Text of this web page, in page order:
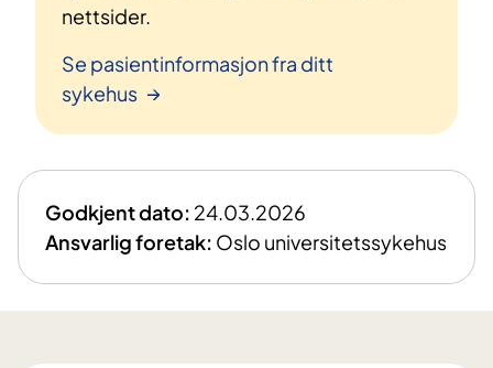
nettsider.
Se pasientinformasjon fra ditt
sykehus
Godkjent dato: 24.03.2026
Ansvarlig foretak: Oslo universitetssykehus